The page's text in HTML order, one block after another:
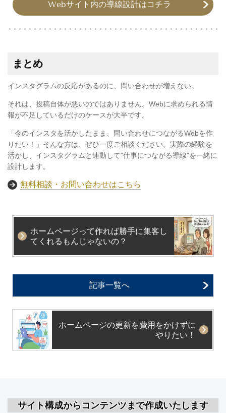
Webサイト内の導線設計はコチラ
まとめ
インスタグラムの反応があるのに、問い合わせが増えない。
それは、投稿自体が悪いのではありません。Webに求められる情
報が不足しているだけのケースが大半です。
「今のインスタを活かしたまま、問い合わせにつながるWebを作
りたい！」そんな方は、ぜひ一度ご相談ください。実際の経験を
活かし、インスタグラムと連動して"仕事につながる導線"を一緒に
設計します。
無料相談・お問い合わせはこちら
ホームページって作れば勝手に集客し
てくれるもんじゃないの？
記事一覧へ
ホームページの更新を費用をかけずに
やりたい！
サイト構成からコンテンツまで作成いたします